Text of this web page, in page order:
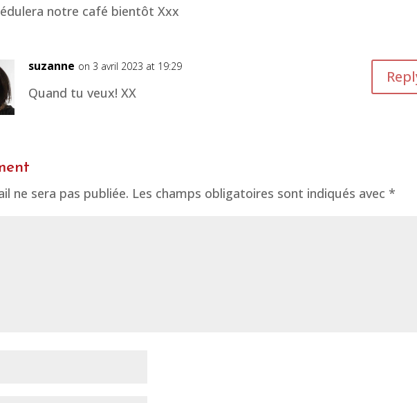
notre café bientôt Xxx
suzanne on 3 avril 2023 at 19:29
Quand tu veux! XX
ne sera pas publiée. Les champs obligatoires sont indiqués avec*